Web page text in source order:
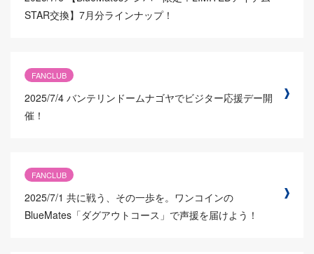
STAR交換】7月分ラインナップ！
FANCLUB
2025/7/4 バンテリンドームナゴヤでビジター応援デー開
催！
FANCLUB
2025/7/1 共に戦う、その一歩を。ワンコインの
BlueMates「ダグアウトコース」で声援を届けよう！